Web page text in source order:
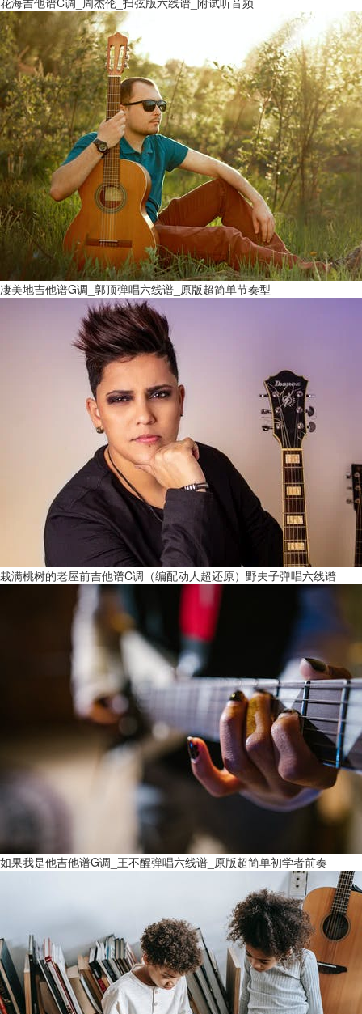
凄美地吉他谱G调_郭顶弹唱六线谱_原版超简单节奏型
栽满桃树的老屋前吉他谱C调（编配动人超还原）野夫子弹唱六线谱
如果我是他吉他谱G调_王不醒弹唱六线谱_原版超简单初学者前奏